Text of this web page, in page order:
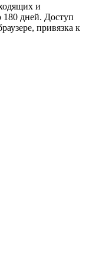
и
180 дней. Доступ
привязка к